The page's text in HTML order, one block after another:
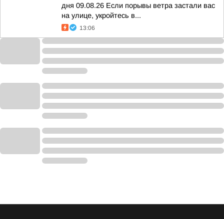
дня 09.08.26 Если порывы ветра застали вас
на улице, укройтесь в...
13:06